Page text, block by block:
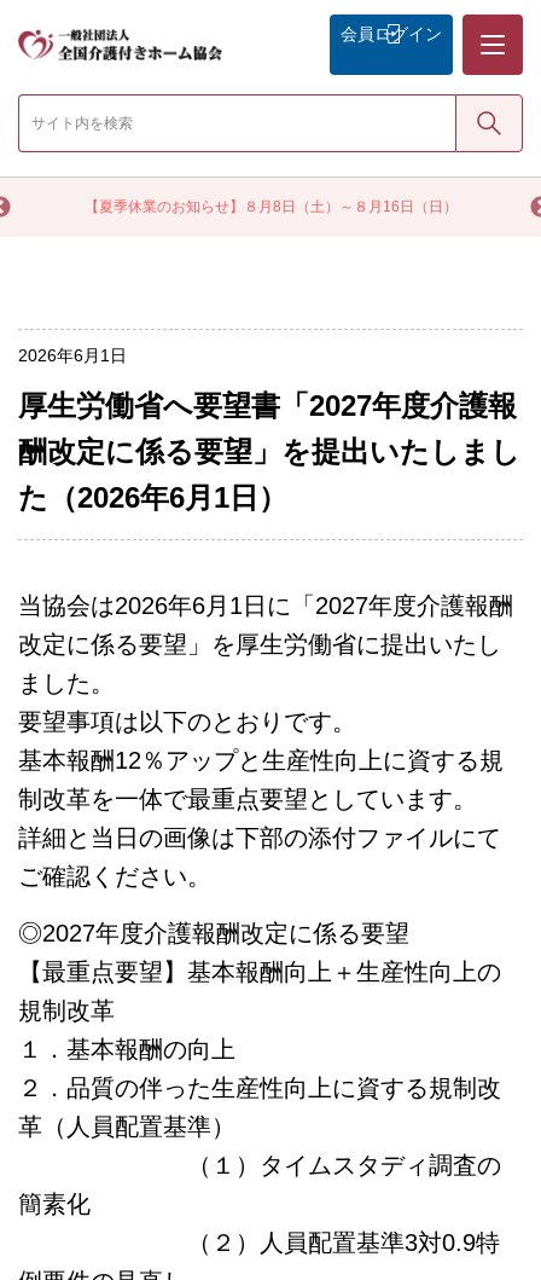
【夏季休業のお知らせ】８月8日（土）～８月16日（日）
会員 ログイン
検索
2026年6月1日
厚生労働省へ要望書「2027年度介護報
酬改定に係る要望」を提出いたしまし
た（2026年6月1日）
当協会は2026年6月1日に「2027年度介護報酬
改定に係る要望」を厚生労働省に提出いたし
ました。
要望事項は以下のとおりです。
基本報酬12％アップと生産性向上に資する規
制改革を一体で最重点要望としています。
詳細と当日の画像は下部の添付ファイルにて
ご確認ください。
◎2027年度介護報酬改定に係る要望
【最重点要望】基本報酬向上＋生産性向上の
規制改革
１．基本報酬の向上
２．品質の伴った生産性向上に資する規制改
革（人員配置基準）
（１）タイムスタディ調査の
簡素化
（２）人員配置基準3対0.9特